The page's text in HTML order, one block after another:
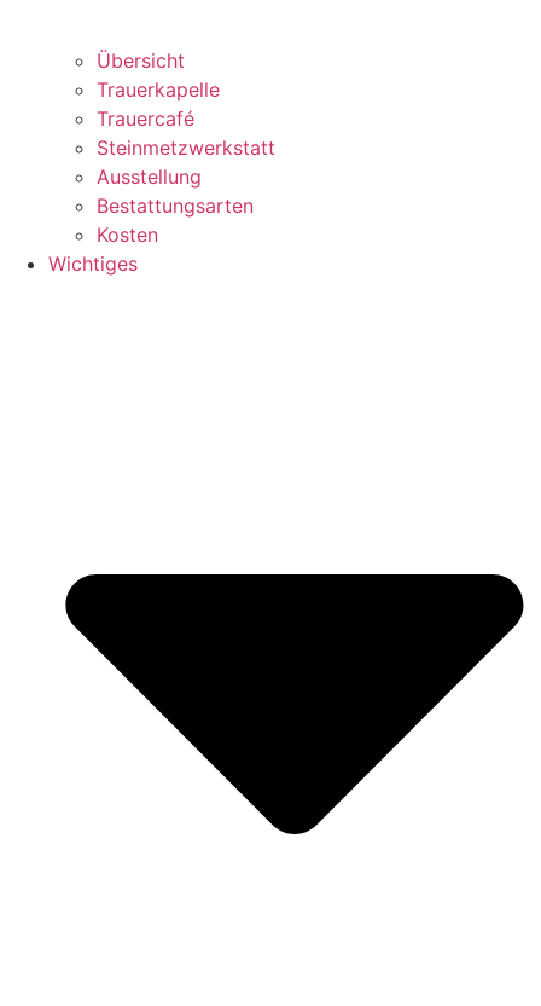
Übersicht
Trauerkapelle
Trauercafé
Steinmetzwerkstatt
Ausstellung
Bestattungsarten
Kosten
Wichtiges